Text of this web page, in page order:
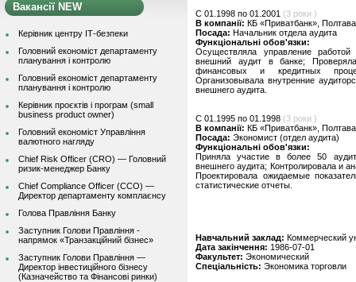
Вакансії NEW
Керівник центру ІТ-безпеки
Головний економіст департаменту
планування і контролю
Головний економіст департаменту
планування і контролю
Керівник проєктів і програм (small
business product owner)
Головний економіст Управління
валютного нагляду
Chief Risk Officer (CRO) — Головний
ризик-менеджер Банку
Chief Compliance Officer (CCO) —
Директор департаменту комплаєнсу
Голова Правління Банку
Заступник Голови Правління -
напрямок «Транзакційний бізнес»
Заступник Голови Правління —
Директор інвестиційного бізнесу
(Казначейство та Фінансові ринки)
C 01.1998 по 01.2001 (3 роки )
В компанії: КБ «Приватбанк», Полтава
Посада: Начальник отдела аудита
Функціональні обов'язки:
Осуществляла управление
внешний аудит в банке;
финансовых и кредитных
Организовывала внутренние
внешнего аудита.
C 01.1995 по 01.1998 (3 роки )
В компанії: КБ «Приватбанк», Полтава
Посада: Экономист (отдел аудита)
Функціональні обов'язки:
Приняла участие в более 50
внешнего аудита; Контролировала и
Проектировала ожидаемые
статистические отчеты.
Навчальний заклад: Коммерческий
Дата закінчення: 1986-07-01
Факультет: Экономический
Спеціальність: Экономика торговли